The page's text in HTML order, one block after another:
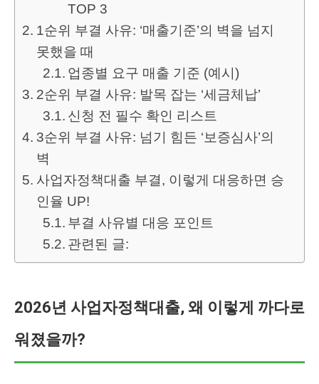
TOP 3
1순위 부결 사유: ‘매출기준’의 벽을 넘지
못했을 때
업종별 요구 매출 기준 (예시)
2순위 부결 사유: 발목 잡는 ‘세금체납’
신청 전 필수 확인 리스트
3순위 부결 사유: 넘기 힘든 ‘보증심사’의
벽
사업자정책대출 부결, 이렇게 대응하면 승
인율 UP!
부결 사유별 대응 포인트
관련된 글:
2026년 사업자정책대출, 왜 이렇게 까다로
워졌을까?